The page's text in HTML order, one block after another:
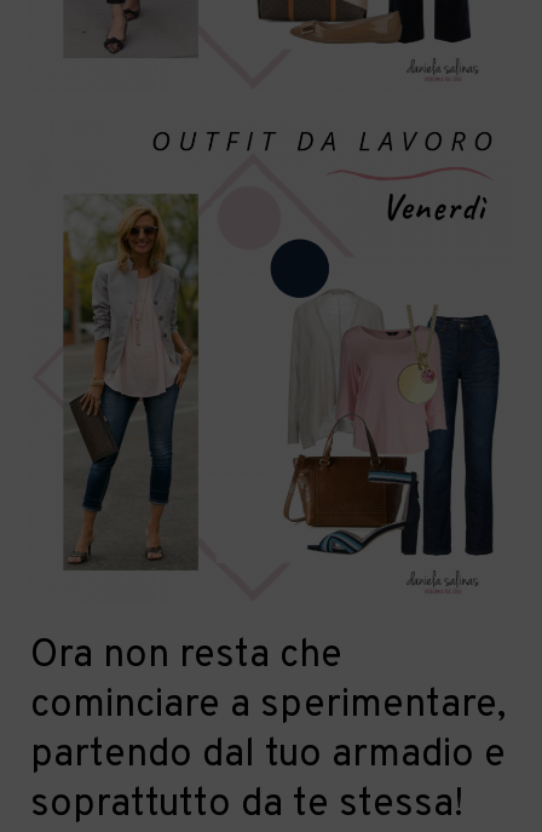
Ora non resta che
cominciare a sperimentare,
partendo dal tuo armadio e
soprattutto da te stessa!